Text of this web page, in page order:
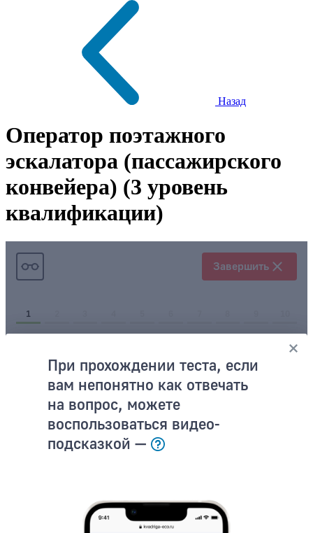
Назад
Оператор поэтажного
эскалатора (пассажирского
конвейера) (3 уровень
квалификации)